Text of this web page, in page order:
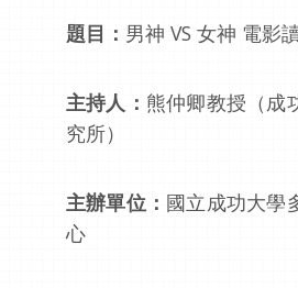
題目： 男神 VS 女神 電影
主持人： 熊仲卿教授（成
究所）
主辦單位： 國立成功大學
心